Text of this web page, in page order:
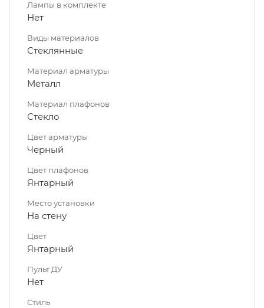
Лампы в комплекте
Нет
Виды материалов
Стеклянные
Материал арматуры
Металл
Материал плафонов
Стекло
Цвет арматуры
Черный
Цвет плафонов
Янтарный
Место установки
На стену
Цвет
Янтарный
Пульт ДУ
Нет
Стиль